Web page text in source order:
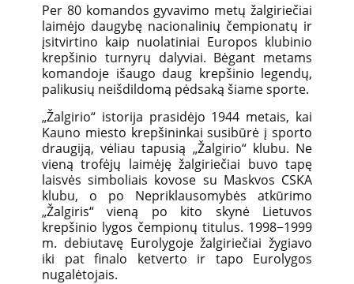
Per 80 komandos gyvavimo metų žalgiriečiai
laimėjo daugybę nacionalinių čempionatų ir
įsitvirtino kaip nuolatiniai Europos klubinio
krepšinio turnyrų dalyviai. Bėgant metams
komandoje išaugo daug krepšinio legendų,
palikusių neišdildomą pėdsaką šiame sporte.
„Žalgirio“ istorija prasidėjo 1944 metais, kai
Kauno miesto krepšininkai susibūrė į sporto
draugiją, vėliau tapusią „Žalgirio“ klubu. Ne
vieną trofėjų laimėję žalgiriečiai buvo tapę
laisvės simboliais kovose su Maskvos CSKA
klubu, o po Nepriklausomybės atkūrimo
„Žalgiris“ vieną po kito skynė Lietuvos
krepšinio lygos čempionų titulus. 1998−1999
m. debiutavę Eurolygoje žalgiriečiai žygiavo
iki pat finalo ketverto ir tapo Eurolygos
nugalėtojais.